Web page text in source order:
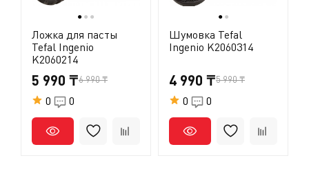
● ● ●
Ложка для пасты
Tefal Ingenio
K2060214
5 990 ₸6 990 ₸
0 0
● ●
Шумовка Tefal
Ingenio K2060314
4 990 ₸5 990 ₸
0 0